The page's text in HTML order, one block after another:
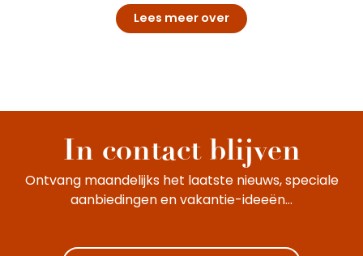
Lees meer over
In contact blijven
Ontvang maandelijks het laatste nieuws, speciale
aanbiedingen en vakantie-ideeën...